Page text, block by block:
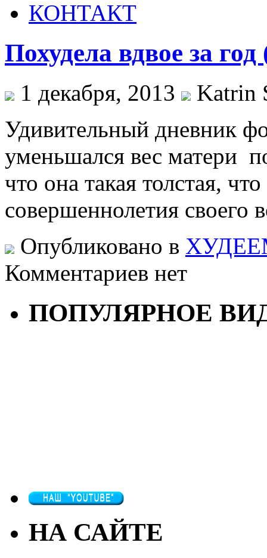
КОНТАКТ
Похудела вдвое за
1 декабря, 2013
Katrin
Удивительный дневник
уменьшался вес матери
что она такая толстая,
совершеннолетия своего
Опубликовано в
Комментариев нет
ПОПУЛЯРНОЕ
НА САЙТЕ